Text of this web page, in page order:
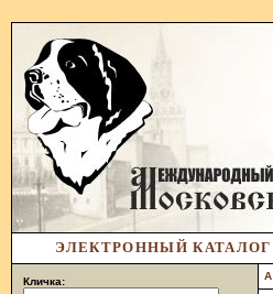
ЭЛЕКТРОННЫЙ КАТАЛОГ
Кличка: A